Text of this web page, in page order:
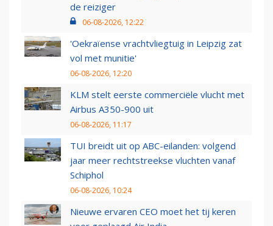
de reiziger
06-08-2026, 12:22
'Oekraïense vrachtvliegtuig in Leipzig zat
vol met munitie'
06-08-2026, 12:20
KLM stelt eerste commerciële vlucht met
Airbus A350-900 uit
06-08-2026, 11:17
TUI breidt uit op ABC-eilanden: volgend
jaar meer rechtstreekse vluchten vanaf
Schiphol
06-08-2026, 10:24
Nieuwe ervaren CEO moet het tij keren